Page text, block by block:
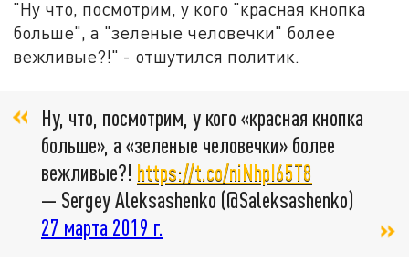
"Ну что, посмотрим, у кого "красная кнопка
больше", а "зеленые человечки" более
вежливые?!" - отшутился политик.
Ну, что, посмотрим, у кого «красная кнопка
больше», а «зеленые человечки» более
вежливые?! https://t.co/niNhpI65T8
— Sergey Aleksashenko (@Saleksashenko)
27 марта 2019 г.